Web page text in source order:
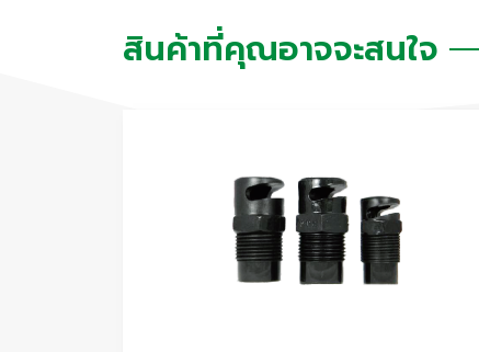
สินค้าที่คุณอาจจะสนใจ